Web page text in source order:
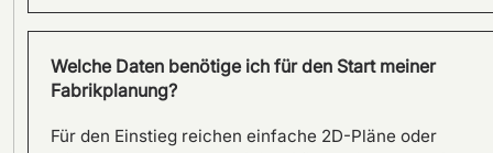
Welche Daten benötige ich für den Start meiner
Fabrikplanung?
Für den Einstieg reichen einfache 2D-Pläne oder